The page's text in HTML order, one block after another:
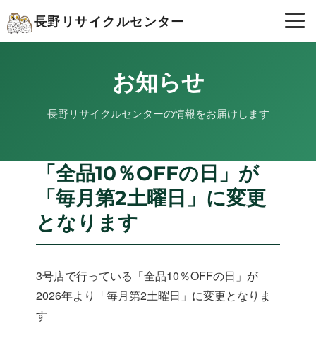
長野リサイクルセンター
お知らせ
長野リサイクルセンターの情報をお届けします
「全品10％OFFの日」が
「毎月第2土曜日」に変更
となります
3号店で行っている「全品10％OFFの日」が
2026年より「毎月第2土曜日」に変更となりま
す